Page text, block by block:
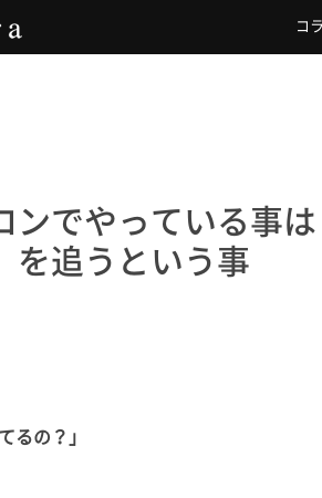
コ
ンでやっている事
を追うという事
るの？」